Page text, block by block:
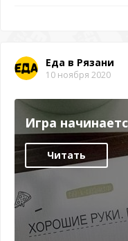
Еда в Рязани
10 ноября 2020
Игра
Читать